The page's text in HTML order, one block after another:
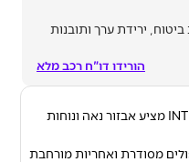
ירידת ערך ותובנות
הורידו דו"ח רכב מלא
דגם גראנד קופה ברמת גימור INTENSE מציע אבזור נאה ונוחות
מסודרת ואחריות מורחבת